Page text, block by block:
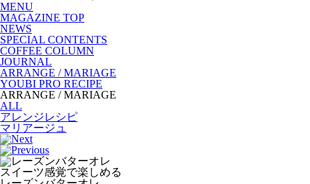
MENU
MAGAZINE TOP
NEWS
SPECIAL CONTENTS
COFFEE COLUMN
JOURNAL
ARRANGE / MARIAGE
YOUBI PRO RECIPE
ARRANGE / MARIAGE
ALL
アレンジレシピ
マリアージュ
スイーツ感覚で楽しめる